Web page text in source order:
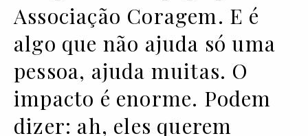
Associação Coragem. E é
algo que não ajuda só uma
pessoa, ajuda muitas. O
impacto é enorme. Podem
dizer: ah, eles querem